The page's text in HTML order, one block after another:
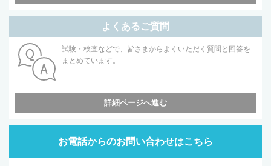
よくあるご質問
試験・検査などで、皆さまからよくいただく質問と回答を
まとめています。
詳細ページへ進む
お電話からのお問い合わせはこちら